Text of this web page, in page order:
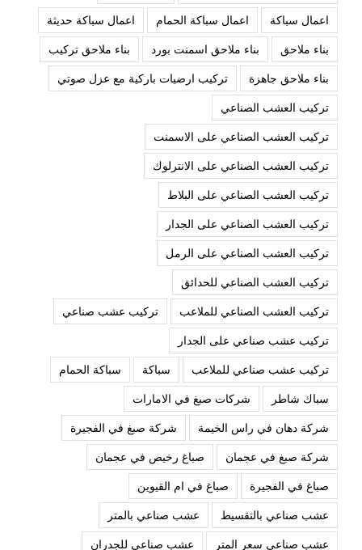
اعمال سباكة
اعمال سباكة الحمام
اعمال سباكة حديثة
بناء ملاحق
بناء ملاحق اسمنت بورد
بناء ملاحق تركيب
بناء ملاحق جاهزة
تركيب ارضيات باركية مع عزل صوتي
تركيب العشب الصناعي
تركيب العشب الصناعي على الاسمنت
تركيب العشب الصناعي على الانترلوك
تركيب العشب الصناعي على البلاط
تركيب العشب الصناعي على الجدار
تركيب العشب الصناعي على الرمل
تركيب العشب الصناعي للحدائق
تركيب العشب الصناعي للملاعب
تركيب عشب صناعي
تركيب عشب صناعي على الجدار
تركيب عشب صناعي للملاعب
سباكة
سباكة الحمام
سباك شاطر
شركات صبغ في الامارات
شركة دهان في راس الخيمة
شركة صبغ في الفجيرة
شركة صبغ في عجمان
صباغ رخيص في عجمان
صباغ في الفجيرة
صباغ في ام القيوين
عشب صناعي بالتقسيط
عشب صناعي بالمتر
عشب صناعي سعر المتر
عشب صناعي للجدران